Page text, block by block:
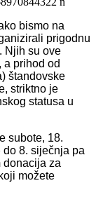
bismo na
prigodnu
Njih su ove
prihod od
štandovske
striktno je
statusa u
subote, 18.
8. siječnja pa
donacija za
možete